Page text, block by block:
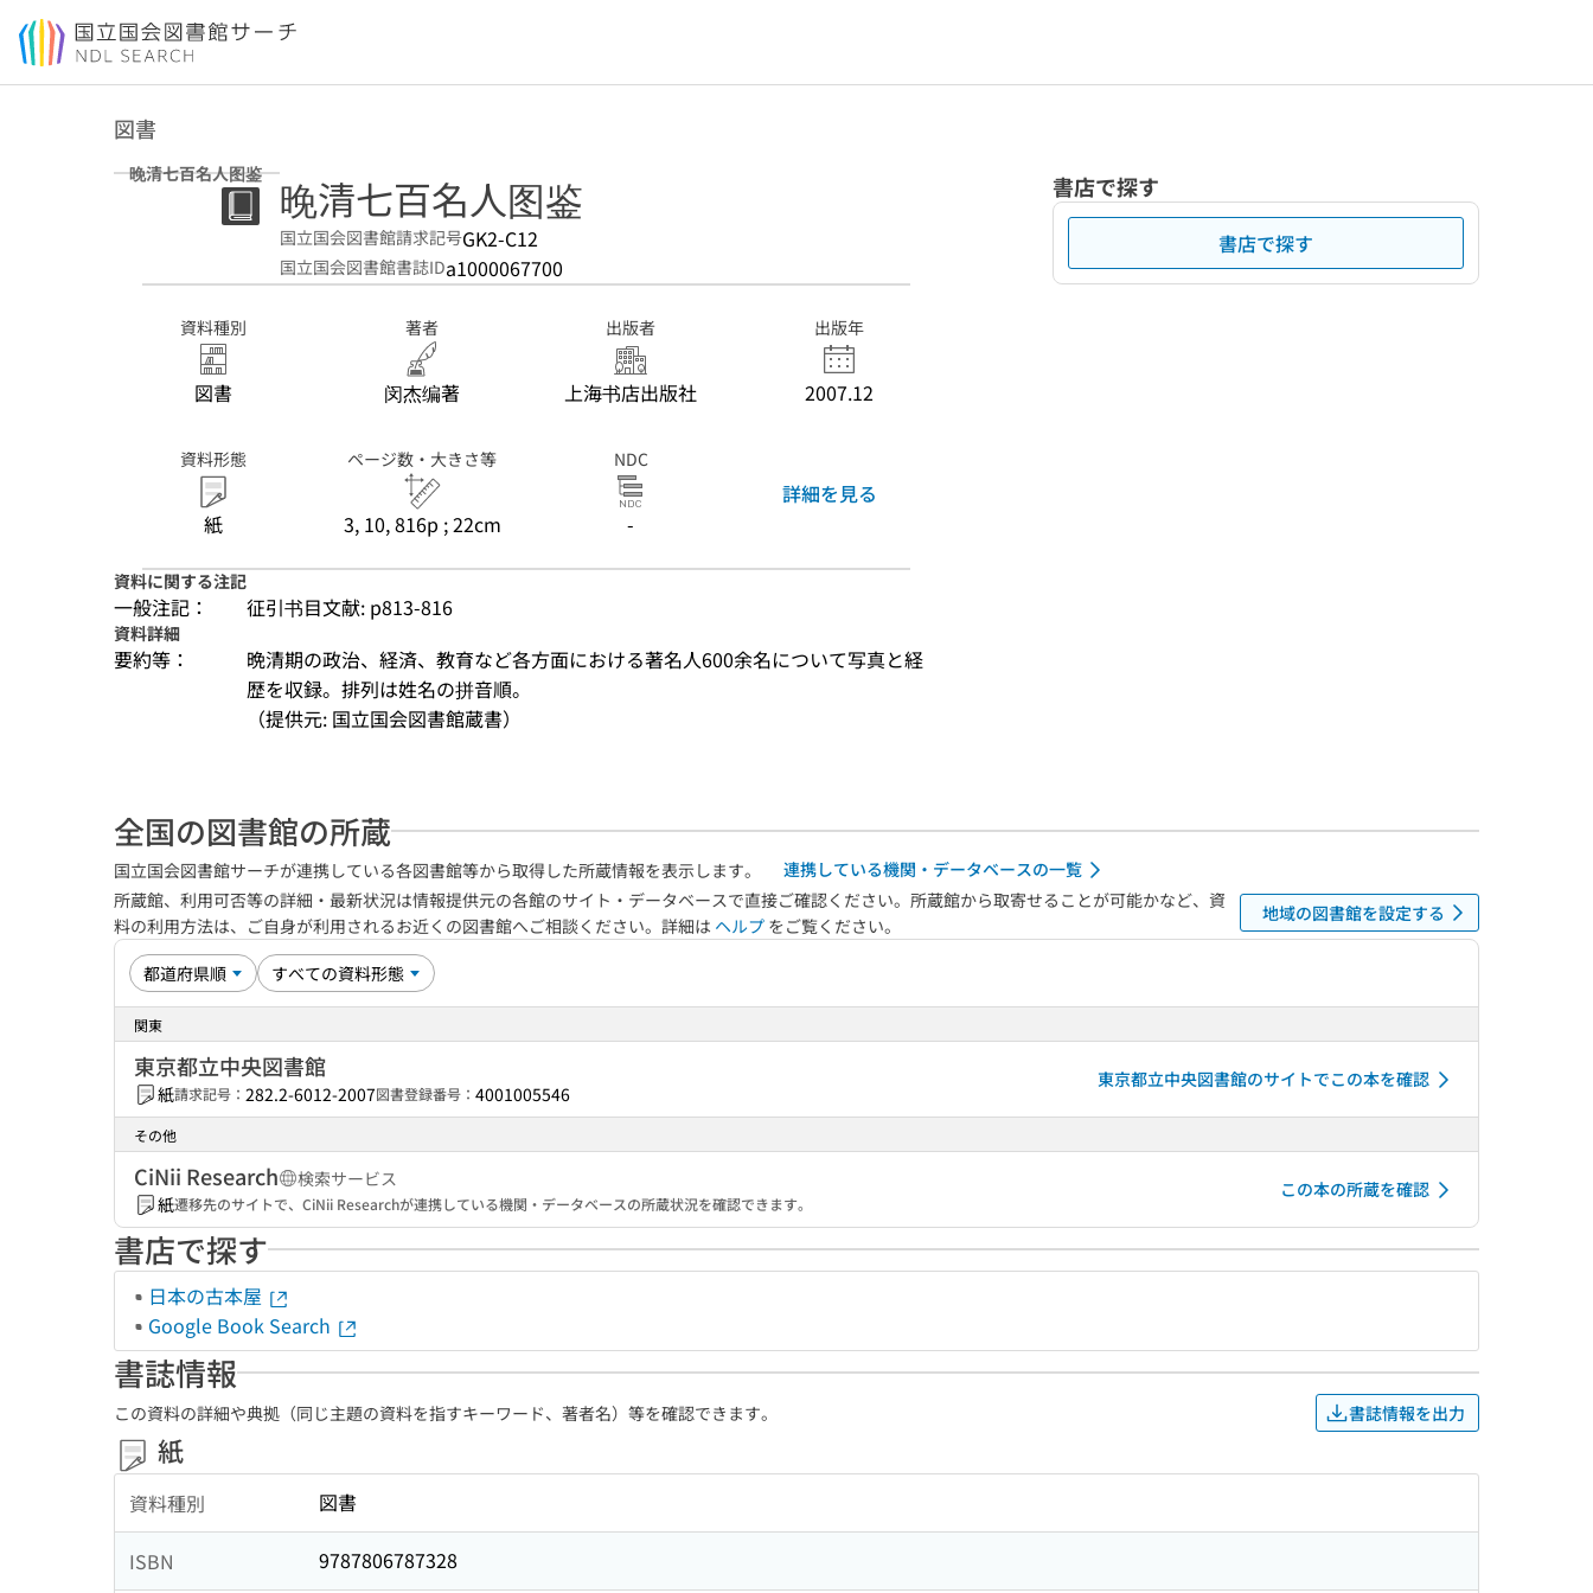
本文へ移動
図書
晚清七百名人图鉴 晚清七百名人图鉴
国立国会図書館請求記号GK2-C12
国立国会図書館書誌IDa1000067700
資料種別
図書
著者
闵杰编著
出版者
上海书店出版社
出版年
2007.12
資料形態
紙
ページ数・大きさ等
3, 10, 816p ; 22cm
NDC
-
詳細を見る
資料に関する注記
一般注記： 征引书目文献: p813-816
資料詳細
要約等：
晩清期の政治、経済、教育など各方面における著名人600余名について写真と経
歴を収録。排列は姓名の拼音順。
（提供元: 国立国会図書館蔵書）
書店で探す
書店で探す
全国の図書館の所蔵
国立国会図書館サーチが連携している各図書館等から取得した所蔵情報を表示します。
連携している機関・データベースの一覧
所蔵館、利用可否等の詳細・最新状況は情報提供元の各館のサイト・データベースで直接ご確認ください。所蔵館から取寄せることが可能かなど、資
料の利用方法は、ご自身が利用されるお近くの図書館へご相談ください。詳細は ヘルプ をご覧ください。
地域の図書館を設定する
関東
東京都立中央図書館
紙請求記号： 282.2-6012-2007図書登録番号： 4001005546
東京都立中央図書館のサイトでこの本を確認
その他
CiNii Research
検索サービス
紙遷移先のサイトで、CiNii Researchが連携している機関・データベースの所蔵状況を確認できます。
この本の所蔵を確認
書店で探す
日本の古本屋
Google Book Search
書誌情報
この資料の詳細や典拠（同じ主題の資料を指すキーワード、著者名）等を確認できます。 書誌情報を出力
紙
資料種別 図書
ISBN 9787806787328